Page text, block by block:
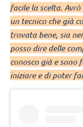
facile la scelta.
un tecnico che già
trovata bene, sia
posso dire delle
conosco già e sono
iniziare e di poter